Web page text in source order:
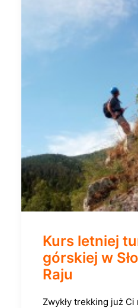
Kurs letniej
górskiej w
Raju
Zwykły trekking już